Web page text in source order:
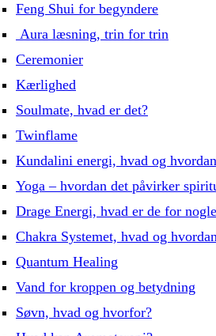
Feng Shui for begyndere
Aura læsning, trin for trin
Ceremonier
Kærlighed
Soulmate, hvad er det?
Twinflame
Kundalini energi, hvad og
Yoga – hvordan det påvirker
Drage Energi, hvad er de for
Chakra Systemet, hvad og
Quantum Healing
Vand for kroppen og betydning
Søvn, hvad og hvorfor?